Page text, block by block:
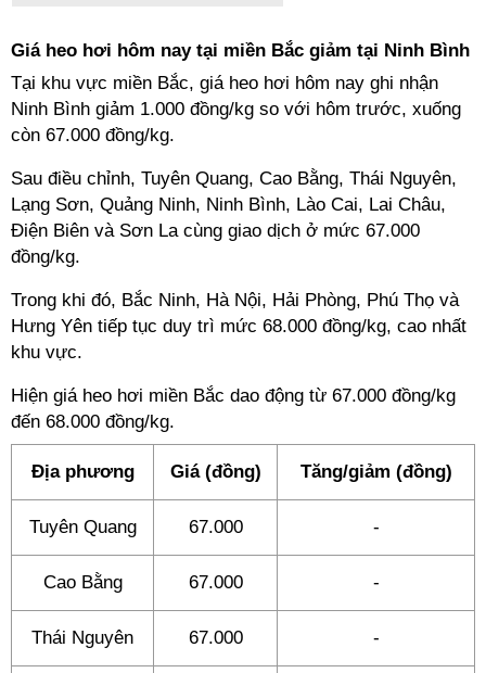
Giá heo hơi hôm nay tại miền Bắc giảm tại Ninh Bình
Tại khu vực miền Bắc, giá heo hơi hôm nay ghi nhận
Ninh Bình giảm 1.000 đồng/kg so với hôm trước, xuống
còn 67.000 đồng/kg.
Sau điều chỉnh, Tuyên Quang, Cao Bằng, Thái Nguyên,
Lạng Sơn, Quảng Ninh, Ninh Bình, Lào Cai, Lai Châu,
Điện Biên và Sơn La cùng giao dịch ở mức 67.000
đồng/kg.
Trong khi đó, Bắc Ninh, Hà Nội, Hải Phòng, Phú Thọ và
Hưng Yên tiếp tục duy trì mức 68.000 đồng/kg, cao nhất
khu vực.
Hiện giá heo hơi miền Bắc dao động từ 67.000 đồng/kg
đến 68.000 đồng/kg.
Địa phương Giá (đồng) Tăng/giảm (đồng)
Tuyên Quang 67.000 -
Cao Bằng 67.000 -
Thái Nguyên 67.000 -